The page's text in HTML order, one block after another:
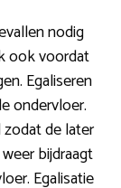
nodig
ook voordat
Egaliseren
ondervloer.
de later
bijdraagt
Egalisatie